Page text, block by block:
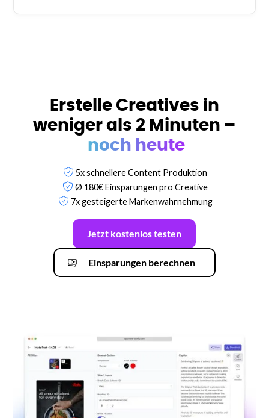
Erstelle Creatives in
weniger als 2 Minuten –
noch heute
5x schnellere Content Produktion
Ø 180€ Einsparungen pro Creative
7x gesteigerte Markenwahrnehmung
Jetzt kostenlos testen
Einsparungen berechnen